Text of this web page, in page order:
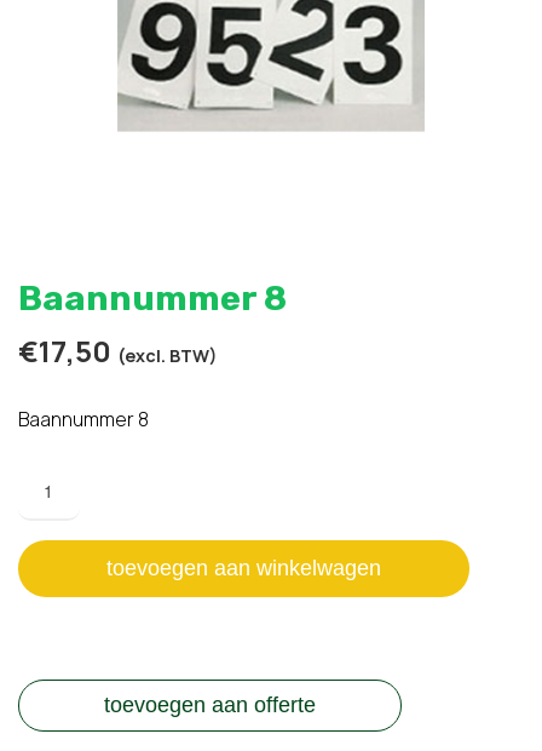
Baannummer 8
€17,50 (excl. BTW)
Baannummer 8
toevoegen aan winkelwagen
toevoegen aan offerte